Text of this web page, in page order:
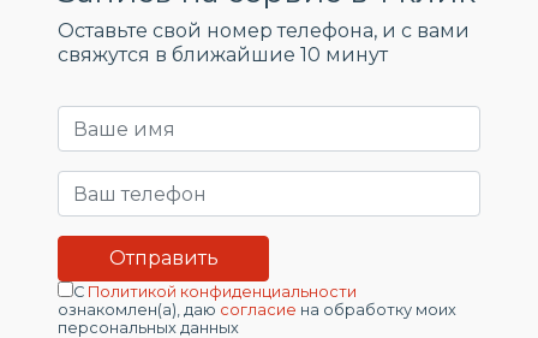
Оставьте свой номер телефона, и c вами
свяжутся в ближайшие 10 минут
С Политикой конфиденциальности
ознакомлен(а), даю согласие на обработку моих
персональных данных